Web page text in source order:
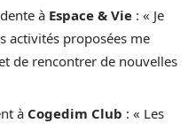
à Espace & Vie : « Je
activités proposées me
de rencontrer de nouvelles
à Cogedim Club : « Les